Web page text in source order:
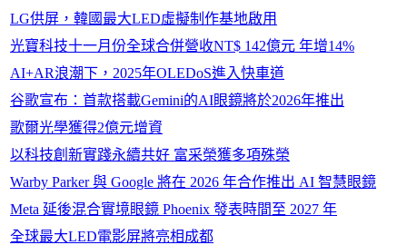
LG供屏，韓國最大LED虛擬制作基地啟用
光寶科技十一月份全球合併營收NT$ 142億元 年增14%
AI+AR浪潮下，2025年OLEDoS進入快車道
谷歌宣布：首款搭載Gemini的AI眼鏡將於2026年推出
歌爾光學獲得2億元增資
以科技創新實踐永續共好 富采榮獲多項殊榮
Warby Parker 與 Google 將在 2026 年合作推出 AI 智慧眼鏡
Meta 延後混合實境眼鏡 Phoenix 發表時間至 2027 年
全球最大LED電影屏將亮相成都